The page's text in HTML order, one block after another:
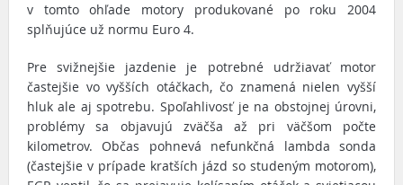
v tomto ohľade motory produkované po roku 2004
splňujúce už normu Euro 4.
Pre svižnejšie jazdenie je potrebné udržiavať motor
častejšie vo vyšších otáčkach, čo znamená nielen vyšší
hluk ale aj spotrebu. Spoľahlivosť je na obstojnej úrovni,
problémy sa objavujú zväčša až pri väčšom počte
kilometrov. Občas pohnevá nefunkčná lambda sonda
(častejšie v prípade kratších jázd so studeným motorom),